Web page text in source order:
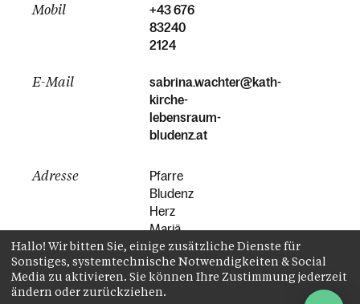
Mobil
+43 676
83240
2124
E-Mail
sabrina.wachter@kath-
kirche-
lebensraum-
bludenz.at
Adresse
Pfarre
Bludenz
Herz
Mariä,
Sonnenbergstraße
14, 6700
Bludenz
Hallo! Wir bitten Sie, einige zusätzliche Dienste für
Sonstiges, systemtechnische Notwendigkeiten & Social
Media zu aktivieren. Sie können Ihre Zustimmung jederzeit
ändern oder zurückziehen.